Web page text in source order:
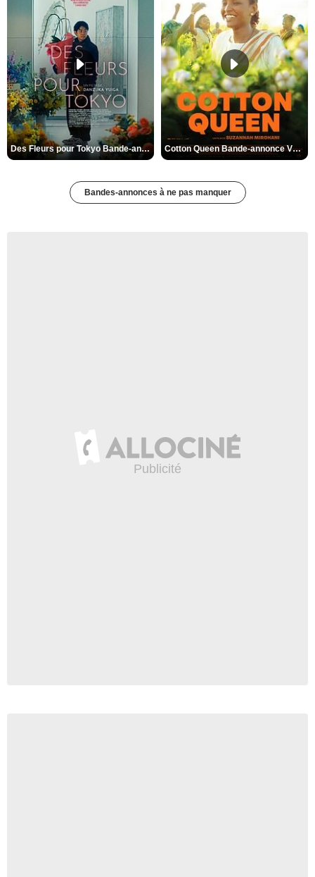
Des Fleurs pour Tokyo Bande-annonce VO STFR Cotton Queen Bande-annonce VO STFR
Bandes-annonces à ne pas manquer